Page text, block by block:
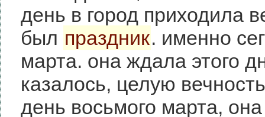
день в город приходила
был праздник. именно
марта. она ждала этого
казалось, целую
день восьмого марта,